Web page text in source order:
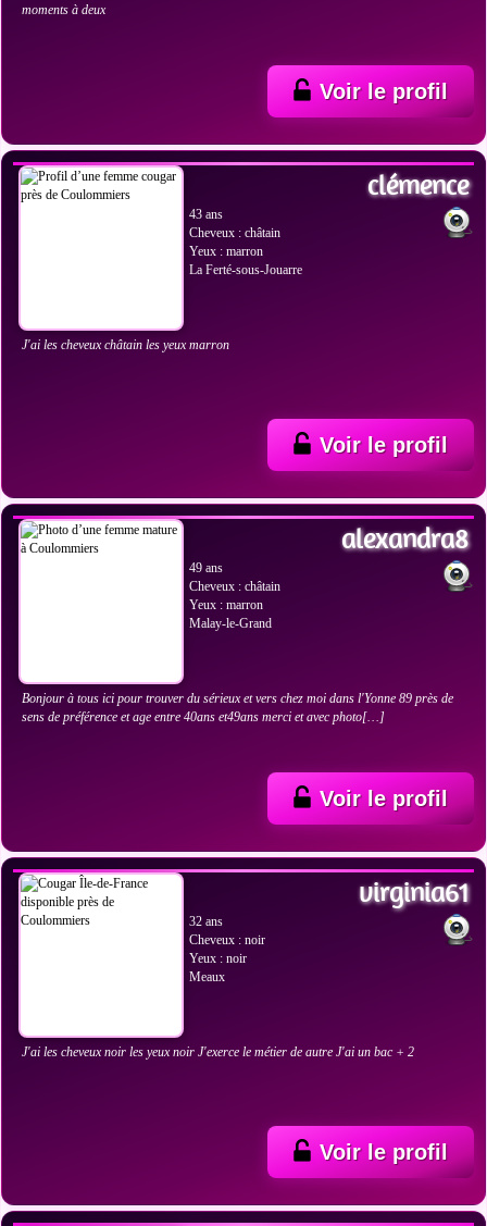
moments à deux
Voir le profil
clémence
43 ans
Cheveux : châtain
Yeux : marron
La Ferté-sous-Jouarre
J'ai les cheveux châtain les yeux marron
Voir le profil
alexandra8
49 ans
Cheveux : châtain
Yeux : marron
Malay-le-Grand
Bonjour à tous ici pour trouver du sérieux et vers chez moi dans l'Yonne 89 près de
sens de préférence et age entre 40ans et49ans merci et avec photo[…]
Voir le profil
VOIR LES PHOTOS
virginia61
32 ans
Cheveux : noir
Yeux : noir
Meaux
J'ai les cheveux noir les yeux noir J'exerce le métier de autre J'ai un bac + 2
Voir le profil